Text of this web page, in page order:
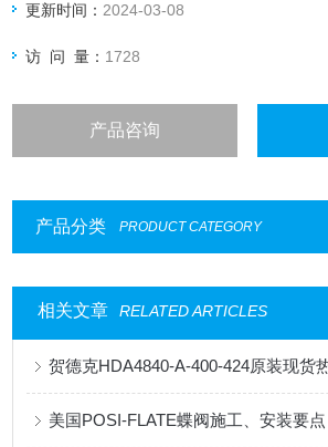
更新时间： 2024-03-08
访 问 量： 1728
产品咨询
产品分类 PRODUCT CATEGORY
相关文章 RELATED ARTICLES
贺德克HDA4840-A-400-424原装现货
美国POSI-FLATE蝶阀施工、安装要点